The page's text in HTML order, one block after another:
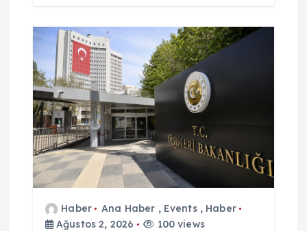
Haber Ana Haber , Events, Haber
Ağustos 2, 2026
100 views